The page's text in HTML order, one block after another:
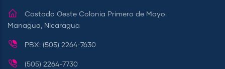
Costado Oeste Colonia Primero de Mayo.
Managua, Nicaragua
PBX: (505) 2264-7630
(505) 2264-7730